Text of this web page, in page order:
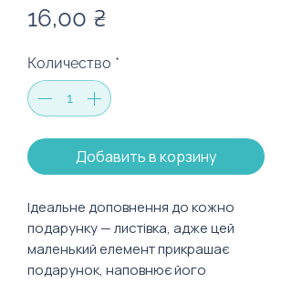
16,00 ₴
Количество *
Добавить в корзину
Ідеальне доповнення до кожно
подарунку — листівка, адже цей
маленький елемент прикрашає
подарунок, наповнює його